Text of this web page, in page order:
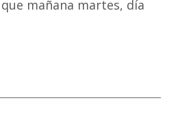
mañana martes, día